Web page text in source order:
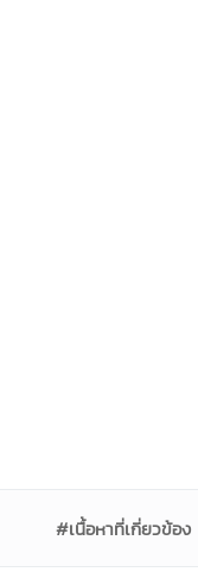
#เนื้อหาที่เกี่ยวข้อง